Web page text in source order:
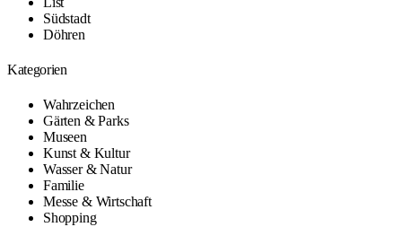
Südstadt
Döhren
Kategorien
Wahrzeichen
Gärten & Parks
Museen
Kunst & Kultur
Wasser & Natur
Familie
Messe & Wirtschaft
Shopping